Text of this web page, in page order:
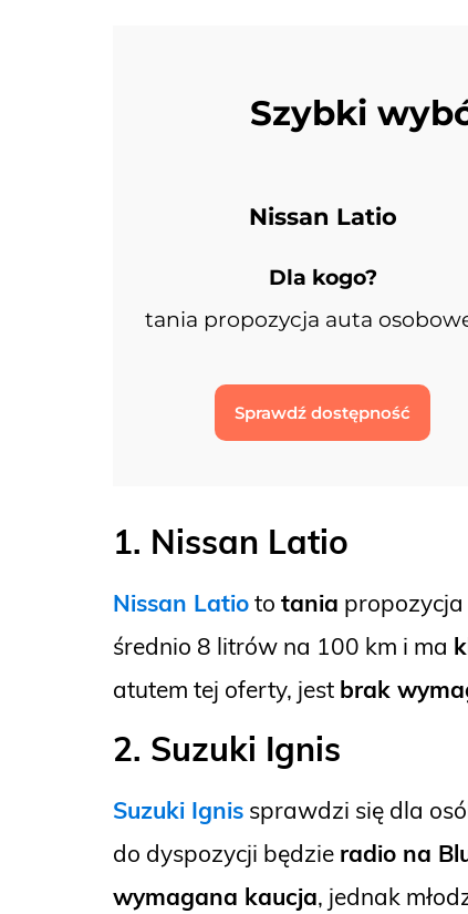
Szybki
Nissan Latio
Dla kogo?
tania propozycja auta
Sprawdź dostępność
1. Nissan Latio
Nissan Latioto tania
średnio 8 litrów na 100 km i ma
atutem tej oferty, jest brak
2. Suzuki Ignis
Suzuki Ignis sprawdzi się dla
do dyspozycji będzie radio na
wymagana kaucja, jednak